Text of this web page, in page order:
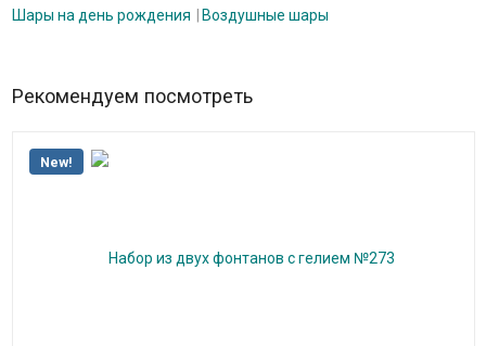
Шары на день рождения
Воздушные шары
Рекомендуем посмотреть
New!